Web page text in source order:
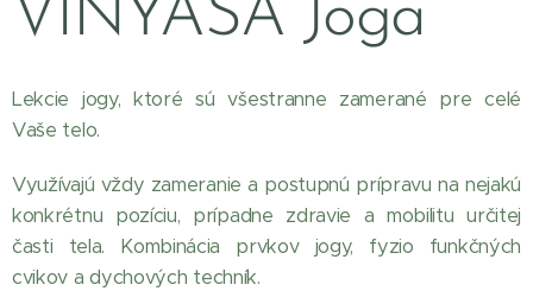
VINYASA Joga
Lekcie jogy, ktoré sú všestranne zamerané pre celé
Vaše telo.
Využívajú vždy zameranie a postupnú prípravu na nejakú
konkrétnu pozíciu, prípadne zdravie a mobilitu určitej
časti tela. Kombinácia prvkov jogy, fyzio funkčných
cvikov a dychových techník.